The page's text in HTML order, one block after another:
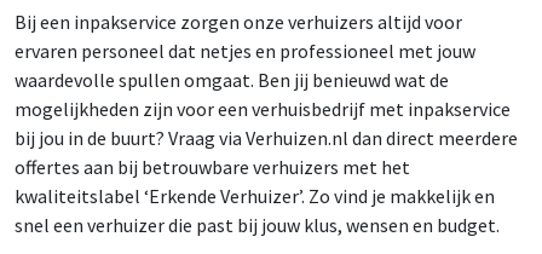
Bij een inpakservice zorgen onze verhuizers altijd voor
ervaren personeel dat netjes en professioneel met jouw
waardevolle spullen omgaat. Ben jij benieuwd wat de
mogelijkheden zijn voor een verhuisbedrijf met inpakservice
bij jou in de buurt? Vraag via Verhuizen.nl dan direct meerdere
offertes aan bij betrouwbare verhuizers met het
kwaliteitslabel ‘Erkende Verhuizer’. Zo vind je makkelijk en
snel een verhuizer die past bij jouw klus, wensen en budget.